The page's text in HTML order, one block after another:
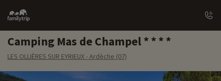
Family
trip
Camping Mas de Champel
LES OLLIÈRES SUR EYRIEUX - Ardèche (07)